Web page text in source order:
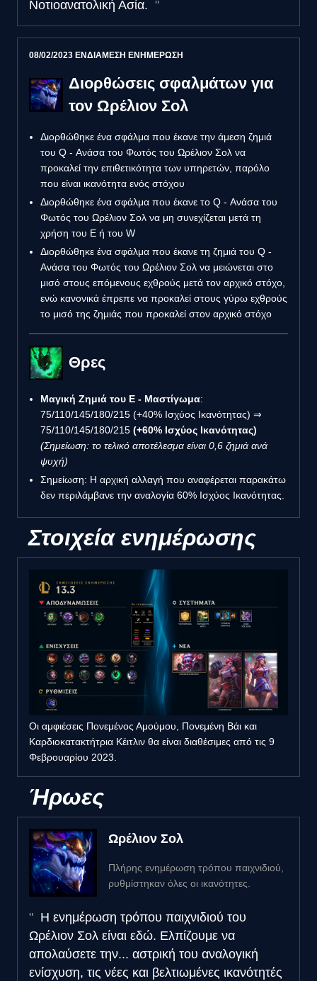
Νοτιοανατολική Ασία.
08/02/2023 ΕΝΔΙΑΜΕΣΗ ΕΝΗΜΕΡΩΣΗ
Διορθώσεις σφαλμάτων για
τον Ωρέλιον Σολ
Διορθώθηκε ένα σφάλμα που έκανε την άμεση ζημιά
του Q - Ανάσα του Φωτός του Ωρέλιον Σολ να
προκαλεί την επιθετικότητα των υπηρετών, παρόλο
που είναι ικανότητα ενός στόχου
Διορθώθηκε ένα σφάλμα που έκανε το Q - Ανάσα του
Φωτός του Ωρέλιον Σολ να μη συνεχίζεται μετά τη
χρήση του E ή του W
Διορθώθηκε ένα σφάλμα που έκανε τη ζημιά του Q -
Ανάσα του Φωτός του Ωρέλιον Σολ να μειώνεται στο
μισό στους επόμενους εχθρούς μετά τον αρχικό στόχο,
ενώ κανονικά έπρεπε να προκαλεί στους γύρω εχθρούς
το μισό της ζημιάς που προκαλεί στον αρχικό στόχο
Θρες
Μαγική Ζημιά του E - Μαστίγωμα:
75/110/145/180/215 (+40% Ισχύος Ικανότητας) ⇒
75/110/145/180/215 (+60% Ισχύος Ικανότητας)
(Σημείωση: το τελικό αποτέλεσμα είναι 0,6 ζημιά ανά
ψυχή)
Σημείωση: Η αρχική αλλαγή που αναφέρεται παρακάτω
δεν περιλάμβανε την αναλογία 60% Ισχύος Ικανότητας.
Στοιχεία ενημέρωσης
Οι αμφιέσεις Πονεμένος Αμούμου, Πονεμένη Βάι και
Καρδιοκατακτήτρια Κέιτλιν θα είναι διαθέσιμες από τις 9
Φεβρουαρίου 2023.
Ήρωες
Ωρέλιον Σολ
Πλήρης ενημέρωση τρόπου παιχνιδιού,
ρυθμίστηκαν όλες οι ικανότητες.
Η ενημέρωση τρόπου παιχνιδιού του
Ωρέλιον Σολ είναι εδώ. Ελπίζουμε να
απολαύσετε την... αστρική του αναλογική
ενίσχυση, τις νέες και βελτιωμένες ικανότητές